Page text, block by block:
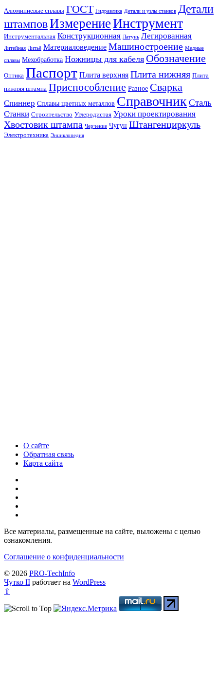
Алюминиевые сплавы ГОСТ Гидравлика Детали и узлы станков Детали
штамповИзмерениеИнструмент
Инструментальная Конструкционная Латунь Легированная
Литейная Литьё Материаловедение Машиностроение Медные
сплавы Мехобработка Ножницы для кабеля Обозначение
Оптика Паспорт Плита верхняя Плита нижняя Плита
нижняя штампа Приспособление Разное Сварка
Спиннер Сплавы цветных металлов СправочникСталь
Станки Строительство Углеродистая Уроки проектирования
Хвостовик штампа Черчение Чугун Штангенциркуль
Электротехника Энциклопедия
О сайте
Обратная связь
Карта сайта
Все материалы, размещенные на сайте, выложены с целью
ознакомления.
Соглашение о конфиденциальности
© 2026 PRO-TechInfo
Чутко II работает на WordPress
⇧